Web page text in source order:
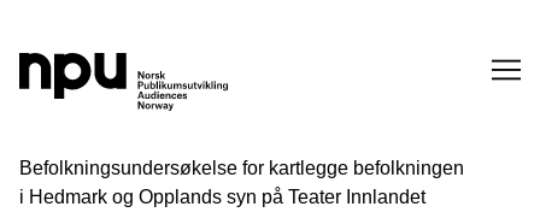
SØK
Befolkningsundersøkelse for kartlegge befolkningen
i Hedmark og Opplands syn på Teater Innlandet